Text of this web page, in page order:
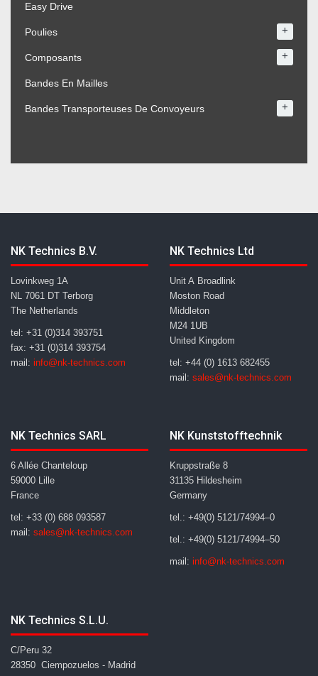
Easy Drive
Poulies +
Composants +
Bandes En Mailles
Bandes Transporteuses De Convoyeurs +
NK Technics B.V.
Lovinkweg 1A
NL 7061 DT Terborg
The Netherlands
tel: +31 (0)314 393751
fax: +31 (0)314 393754
mail: info@nk-technics.com
NK Technics Ltd
Unit A Broadlink
Moston Road
Middleton
M24 1UB
United Kingdom
tel: +44 (0) 1613 682455
mail: sales@nk-technics.com
NK Technics SARL
6 Allée Chanteloup
59000 Lille
France
tel: +33 (0) 688 093587
mail: sales@nk-technics.com
NK Kunststofftechnik
Kruppstraße 8
31135 Hildesheim
Germany
tel.: +49(0) 5121/74994–0
tel.: +49(0) 5121/74994–50
mail: info@nk-technics.com
NK Technics S.L.U.
C/Peru 32
28350 Ciempozuelos - Madrid